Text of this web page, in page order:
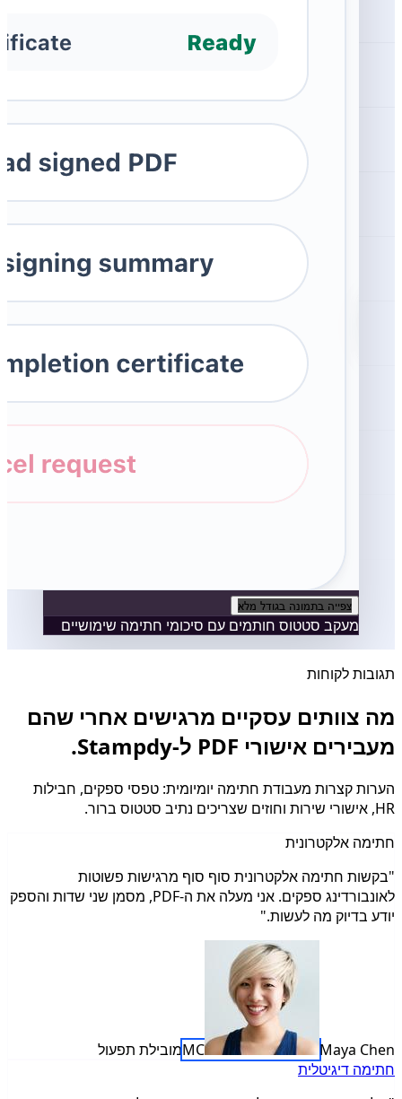
צפייה בתמונה בגודל מלא
מעקב סטטוס חותמים עם סיכומי חתימה שימושיים
תגובות לקוחות
מה צוותים עסקיים מרגישים אחרי שהם
מעבירים אישורי PDF ל-Stampdy.
הערות קצרות מעבודת חתימה יומיומית: טפסי ספקים, חבילות
HR, אישורי שירות וחוזים שצריכים נתיב סטטוס ברור.
חתימה אלקטרונית
"בקשות חתימה אלקטרונית סוף סוף מרגישות פשוטות
לאונבורדינג ספקים. אני מעלה את ה-PDF, מסמן שני שדות והספק
יודע בדיוק מה לעשות."
MC Maya Chen
מובילת תפעול
חתימה דיגיטלית